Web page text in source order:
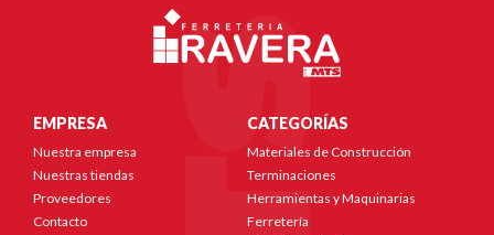
EMPRESA
Nuestra empresa
Nuestras tiendas
Proveedores
Contacto
CATEGORÍAS
Materiales de Construcción
Terminaciones
Herramientas y Maquinarias
Ferretería